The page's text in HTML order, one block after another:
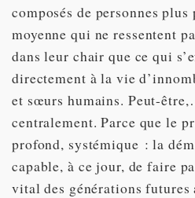
composés de personnes
moyenne qui ne ressentent
dans leur chair que ce qui
directement à la vie
et sœurs humains. Peut-
centralement. Parce que le
profond, systémique : la
capable, à ce jour, de faire
vital des générations